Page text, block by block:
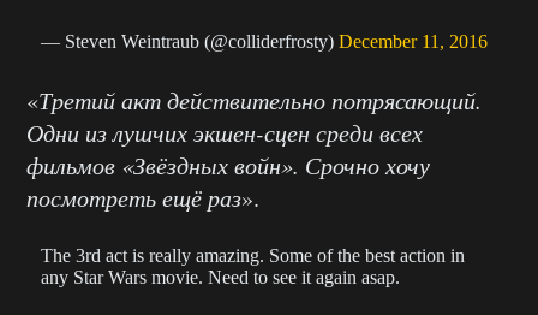
— Steven Weintraub (@colliderfrosty)December 11, 2016
«Третий акт действительно потрясающий.
Одни из лушчих экшен-сцен среди всех
фильмов «Звёздных войн». Срочно хочу
посмотреть ещё раз».
The 3rd act is really amazing. Some of the best action in
any Star Wars movie. Need to see it again asap.